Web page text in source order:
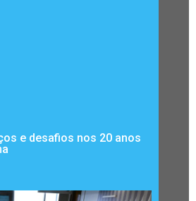
e desafios nos 20 anos